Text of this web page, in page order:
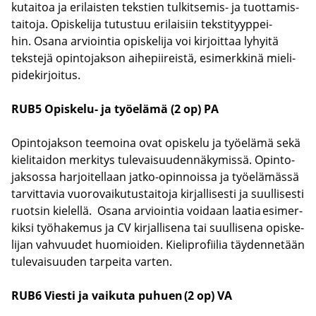
ku­tai­toa ja eri­lais­ten teks­tien tulkitsemis-​ ja tuot­ta­mis­
tai­to­ja. Opis­ke­li­ja tu­tus­tuu eri­lai­siin teks­ti­tyyp­pei­
hin. Osana ar­vioin­tia opis­ke­li­ja voi kir­joit­taa ly­hyi­tä
teks­te­jä opin­to­jak­son ai­he­pii­reis­tä, esi­merk­ki­nä mie­li­
pi­de­kir­joi­tus.
RUB5 Opiskelu-​ ja työ­elä­mä (2 op) PA
Opin­to­jak­son tee­moi­na ovat opis­ke­lu ja työ­elä­mä sekä
kie­li­tai­don mer­ki­tys tu­le­vai­suu­den­nä­ky­mis­sä. Opin­to­
jak­sos­sa har­joi­tel­laan jatko-​opinnoissa ja työ­elä­mäs­sä
tar­vit­ta­via vuo­ro­vai­ku­tus­tai­to­ja kir­jal­li­ses­ti ja suul­li­ses­ti
ruot­sin kie­lel­lä. Osana ar­vioin­tia voi­daan laa­tia esi­mer­
kik­si työ­ha­ke­mus ja CV kir­jal­li­se­na tai suul­li­se­na opis­ke­
li­jan vah­vuu­det huo­mioi­den. Kie­li­pro­fii­lia täy­den­ne­tään
tu­le­vai­suu­den tar­pei­ta var­ten.
RUB6 Vies­ti ja vai­ku­ta pu­huen (2 op) VA